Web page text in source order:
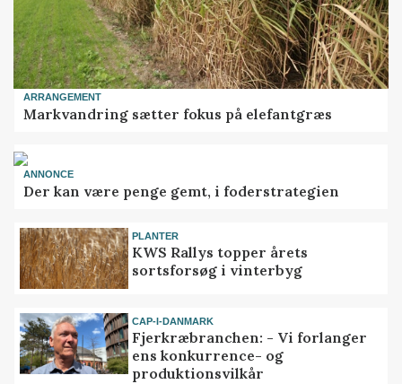
ARRANGEMENT
Markvandring sætter fokus på elefantgræs
ANNONCE
Der kan være penge gemt, i foderstrategien
PLANTER
KWS Rallys topper årets
sortsforsøg i vinterbyg
CAP-I-DANMARK
Fjerkræbranchen: - Vi forlanger
ens konkurrence- og
produktionsvilkår